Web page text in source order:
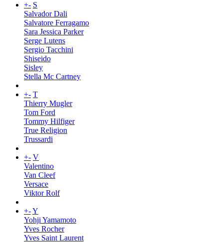
+- S
Salvador Dali
Salvatore Ferragamo
Sara Jessica Parker
Serge Lutens
Sergio Tacchini
Shiseido
Sisley
Stella Mc Cartney
+- T
Thierry Mugler
Tom Ford
Tommy Hilfiger
True Religion
Trussardi
+- V
Valentino
Van Cleef
Versace
Viktor Rolf
+-Y
Yohji Yamamoto
Yves Rocher
Yves Saint Laurent